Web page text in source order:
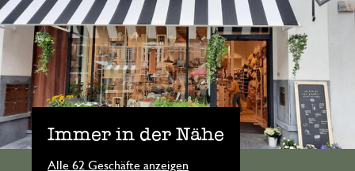
Immer in der Nähe
Alle 62 Geschäfte anzeigen